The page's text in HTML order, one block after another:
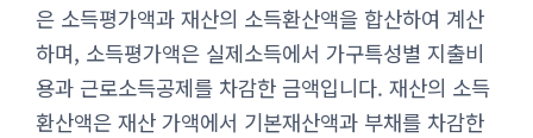
은 소득평가액과 재산의 소득환산액을 합산하여 계산
하며, 소득평가액은 실제소득에서 가구특성별 지출비
용과 근로소득공제를 차감한 금액입니다. 재산의 소득
환산액은 재산 가액에서 기본재산액과 부채를 차감한